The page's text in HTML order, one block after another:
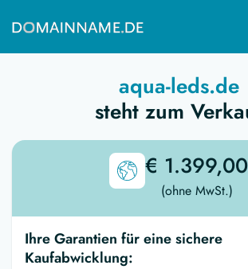
aqua-leds.de
steht zum
€ 1.399,00
(ohne MwSt.)
Ihre Garantien für eine sichere
Kaufabwicklung: